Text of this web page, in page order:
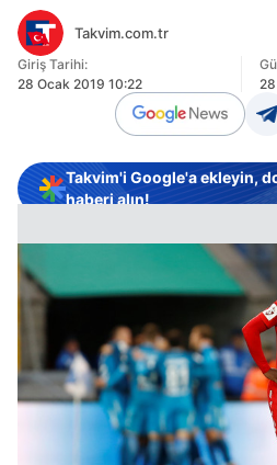
Takvim.com.tr
Giriş Tarihi:
28 Ocak 2019 10:22
Takvim'i Google'a ekleyin,
haberi alın!